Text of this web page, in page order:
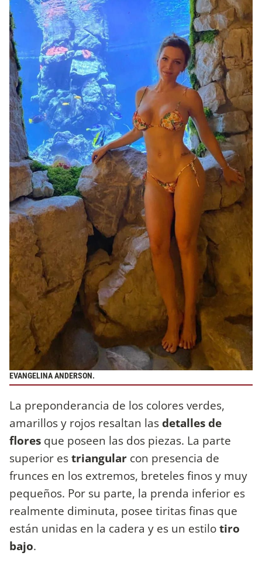
EVANGELINA ANDERSON.
La preponderancia de los colores verdes,
amarillos y rojos resaltan lasdetalles de
flores que poseen las dos piezas. La parte
superior estriangular con presencia de
frunces en los extremos, breteles finos y muy
pequeños. Por su parte, la prenda inferior es
realmente diminuta, posee tiritas finas que
están unidas en la cadera y es un estilotiro
bajo.